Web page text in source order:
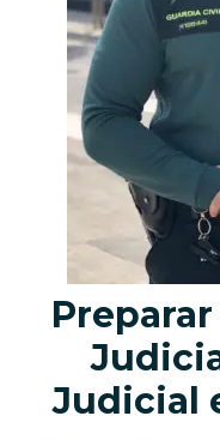
Judicial